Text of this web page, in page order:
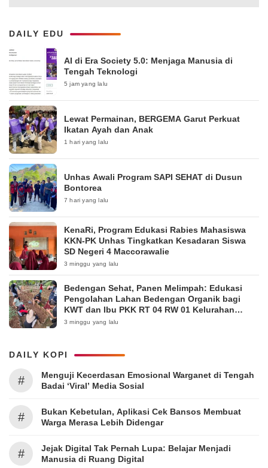
DAILY EDU
AI di Era Society 5.0: Menjaga Manusia di
Tengah Teknologi
5 jam yang lalu
Lewat Permainan, BERGEMA Garut Perkuat
Ikatan Ayah dan Anak
1 hari yang lalu
Unhas Awali Program SAPI SEHAT di Dusun
Bontorea
7 hari yang lalu
KenaRi, Program Edukasi Rabies Mahasiswa
KKN-PK Unhas Tingkatkan Kesadaran Siswa
SD Negeri 4 Maccorawalie
3 minggu yang lalu
Bedengan Sehat, Panen Melimpah: Edukasi
Pengolahan Lahan Bedengan Organik bagi
KWT dan Ibu PKK RT 04 RW 01 Kelurahan
Pakintelan
3 minggu yang lalu
DAILY KOPI
#
Menguji Kecerdasan Emosional Warganet di Tengah
Badai ‘Viral’ Media Sosial
#
Bukan Kebetulan, Aplikasi Cek Bansos Membuat
Warga Merasa Lebih Didengar
#
Jejak Digital Tak Pernah Lupa: Belajar Menjadi
Manusia di Ruang Digital